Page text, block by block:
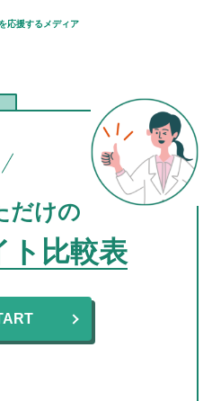
応援するメディア
だけの
ト比較表